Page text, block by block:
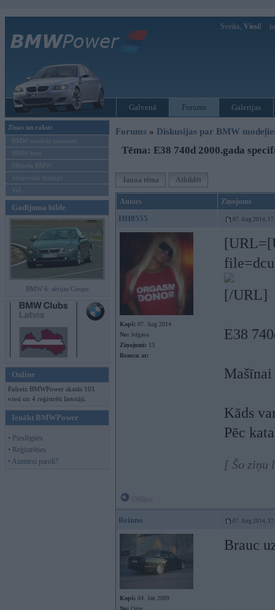
Sveiks, Viesi!
Galvenā Forums Galerijas
Ziņas un raksti
BMW modeļu jaunumi
BMW testi
Mēneša BMW
Sērijveida tūnings
Vel...
Gadījuma bilde
BMW 6. sērijas Coupe
Online
Pašreiz BMWPower skatās 101
viesi un 4 reģistrēti lietotāji.
Ienākt BMWPower
• Pieslēgties
• Reģistrēties
• Aizmirsi paroli?
Forums » Diskusijas par BMW
Tēma: E38 740d 2000.gada
Jauna tēma Atbildēt
Autors Ziņojums
HH8555 07. Aug 2014,
Kopš: 07. Aug 2014
No: Jelgava
Ziņojumi: 13
Braucu ar:
[/URL]
E38
Kāds
Pēc
[ Šo ziņu
Reinno 07. Aug 2014,
Kopš: 04. Jan 2009
No: Ogre
Brauc